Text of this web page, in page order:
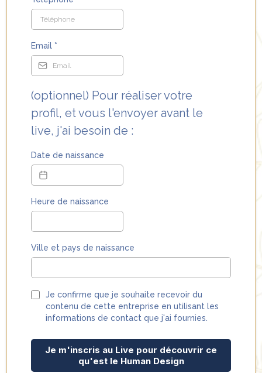
Email *
(optionnel) Pour réaliser votre
profil, et vous l'envoyer avant le
live, j'ai besoin de :
Date de naissance
Heure de naissance
Ville et pays de naissance
Je confirme que je souhaite recevoir du
contenu de cette entreprise en utilisant les
informations de contact que j'ai fournies.
Je m'inscris au Live pour découvrir ce
qu'est le Human Design